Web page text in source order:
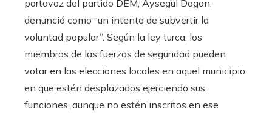
portavoz del partido DEM, Aysegül Dogan,
denunció como “un intento de subvertir la
voluntad popular”. Según la ley turca, los
miembros de las fuerzas de seguridad pueden
votar en las elecciones locales en aquel municipio
en que estén desplazados ejerciendo sus
funciones, aunque no estén inscritos en ese